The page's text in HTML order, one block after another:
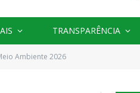
TRANSPARÊNCIA
Ambiente 2026